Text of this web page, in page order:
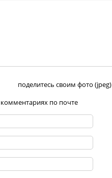
поделитесь своим фото (jpeg)
по почте